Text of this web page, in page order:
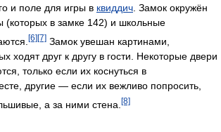
и поле для игры в квиддич. Замок окружён
(которых в замке 142) и школьные
[6] [7] Замок увешан картинами,
ходят друг к другу в гости. Некоторые двери
только если их коснуться в
другие — если их вежливо попросить,
а за ними стена. [8]